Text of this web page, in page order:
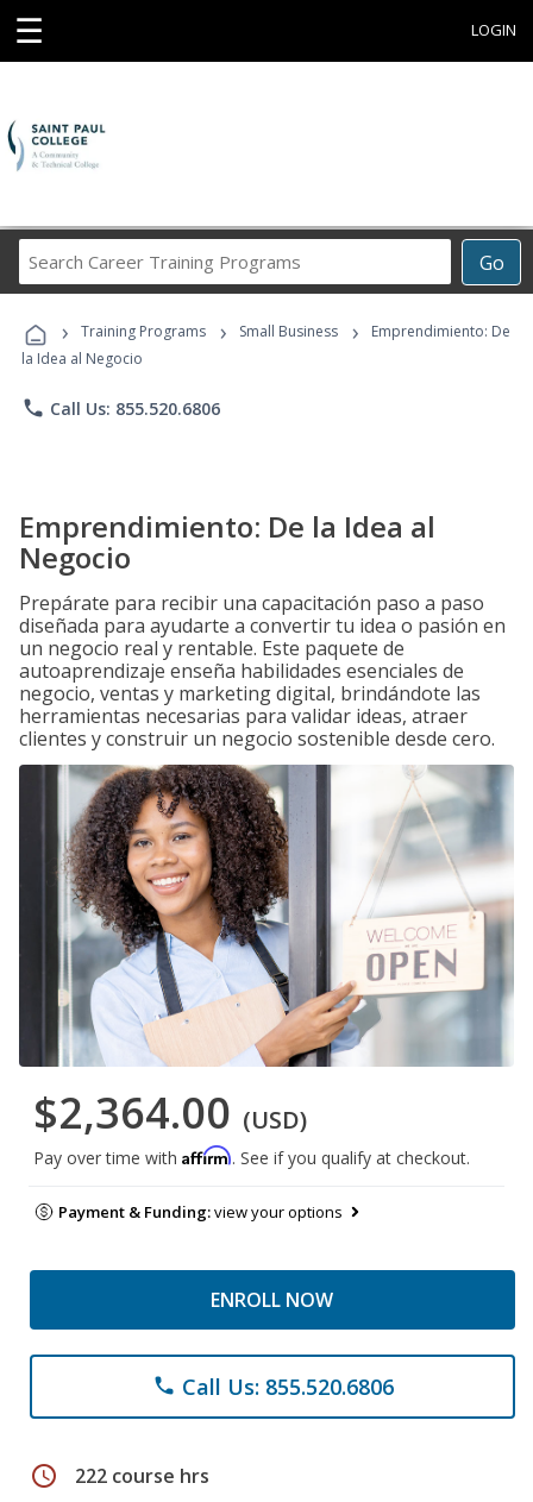
☰ LOGIN
Go
Career
Programs
› Training Programs › Small Business ›
Emprendimiento: De
la Idea al Negocio
phone Call Us: 855.520.6806
Emprendimiento: De la Idea al
Negocio
Prepárate para recibir una capacitación paso a paso
diseñada para ayudarte a convertir tu idea o pasión en
un negocio real y rentable. Este paquete de
autoaprendizaje enseña habilidades esenciales de
negocio, ventas y marketing digital, brindándote las
herramientas necesarias para validar ideas, atraer
clientes y construir un negocio sostenible desde cero.
$2,364.00 (USD)
Pay over time with Affirm. See if you qualify at checkout.
Payment & Funding:view your options
ENROLL NOW
phone Call Us: 855.520.6806
schedule 222 course hrs